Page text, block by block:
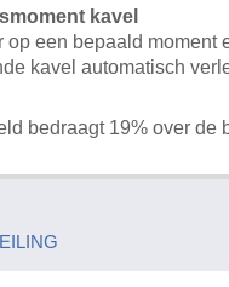
kavel
op een bepaald
kavel automatisch
bedraagt 19% over de